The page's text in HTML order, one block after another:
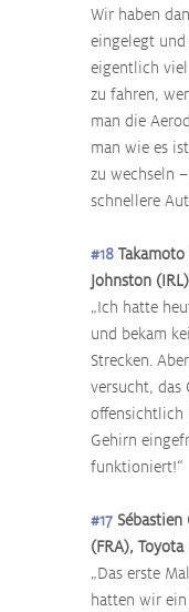
Wir haben
eingelegt
eigentlich
zu fahren,
man die
man wie es
zu wechseln
schnellere
#18
Johnston
„Ich hatte
und bekam
Strecken.
versucht, das
offensichtlich
Gehirn
funktioniert!“
#17
(FRA),
„Das erste
hatten wir